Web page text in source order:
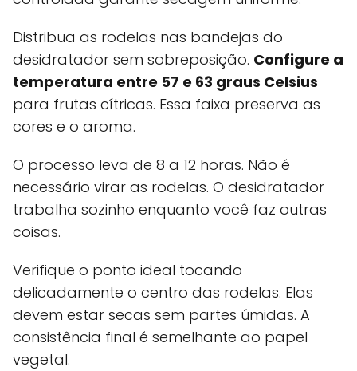
Distribua as rodelas nas bandejas do
desidratador sem sobreposição. Configure a
temperatura entre 57 e 63 graus Celsius
para frutas cítricas. Essa faixa preserva as
cores e o aroma.
O processo leva de 8 a 12 horas. Não é
necessário virar as rodelas. O desidratador
trabalha sozinho enquanto você faz outras
coisas.
Verifique o ponto ideal tocando
delicadamente o centro das rodelas. Elas
devem estar secas sem partes úmidas. A
consistência final é semelhante ao papel
vegetal.